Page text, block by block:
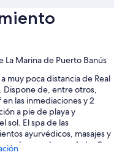
Marina de Puerto Banús
muy poca distancia de Real
Dispone de, entre otros,
las inmediaciones y 2
a pie de playa y
sol. El spa de las
ayurvédicos, masajes y
algo en alguno de los 3